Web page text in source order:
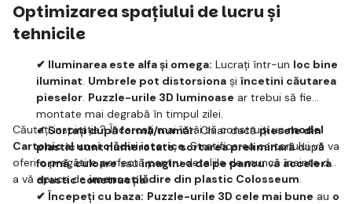
Optimizarea spațiului de lucru și
tehnicile
✔ Iluminarea este alfa și omega: Lucrați într-un loc bine
iluminat. Umbrele pot distorsiona și încetini căutarea
pieselor. Puzzle-urile 3D luminoase ar trebui să fie
montate mai degrabă în timpul zilei.
✔ Sortați după formă/număr:Chiar dacăpiesele din
plastic sunt numerotate,sortarea preliminarădupă
formă,culoaresauimaginea de pe panouva accelera
drastic construcția.
✔ Începeți cu baza: Puzzle-urile 3D cele mai bune au o
Căutați inspirație? Încercați mai întâi să construiți unmodel
Cartonic al unei clădiri istorice. Stratificarea cartonului vă va
oferi o pregătire perfectă pentru detaliile de muncă înainte de
a vă apuca deimensa clădire din plastic Colosseum.